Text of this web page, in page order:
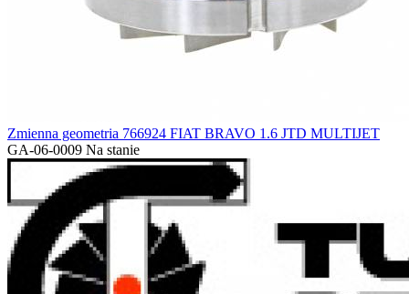
Zmienna geometria 766924 FIAT BRAVO 1.6 JTD MULTIJET
GA-06-0009 Na stanie